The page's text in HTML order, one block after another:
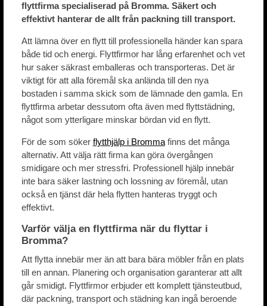
flyttfirma specialiserad på Bromma. Säkert och
effektivt hanterar de allt från packning till transport.
Att lämna över en flytt till professionella händer kan spara
både tid och energi. Flyttfirmor har lång erfarenhet och vet
hur saker säkrast emballeras och transporteras. Det är
viktigt för att alla föremål ska anlända till den nya
bostaden i samma skick som de lämnade den gamla. En
flyttfirma arbetar dessutom ofta även med flyttstädning,
något som ytterligare minskar bördan vid en flytt.
För de som söker flytthjälp i Brommafinns det många
alternativ. Att välja rätt firma kan göra övergången
smidigare och mer stressfri. Professionell hjälp innebär
inte bara säker lastning och lossning av föremål, utan
också en tjänst där hela flytten hanteras tryggt och
effektivt.
Varför välja en flyttfirma när du flyttar i
Bromma?
Att flytta innebär mer än att bara bära möbler från en plats
till en annan. Planering och organisation garanterar att allt
går smidigt. Flyttfirmor erbjuder ett komplett tjänsteutbud,
där packning, transport och städning kan ingå beroende